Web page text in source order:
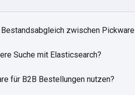
zwischen
Suche mit Elasticsearch?
für B2B Bestellungen nutzen?